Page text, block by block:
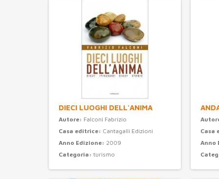
DIECI LUOGHI DELL'ANIMA
Autore: Falconi Fabrizio
Casa editrice: Cantagalli Edizioni
Anno Edizione: 2009
Categoria: turismo
Casa
Anno